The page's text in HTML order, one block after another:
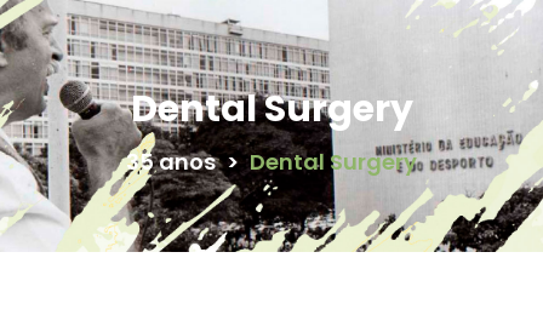
Dental Surgery
35 anos > Dental Surgery